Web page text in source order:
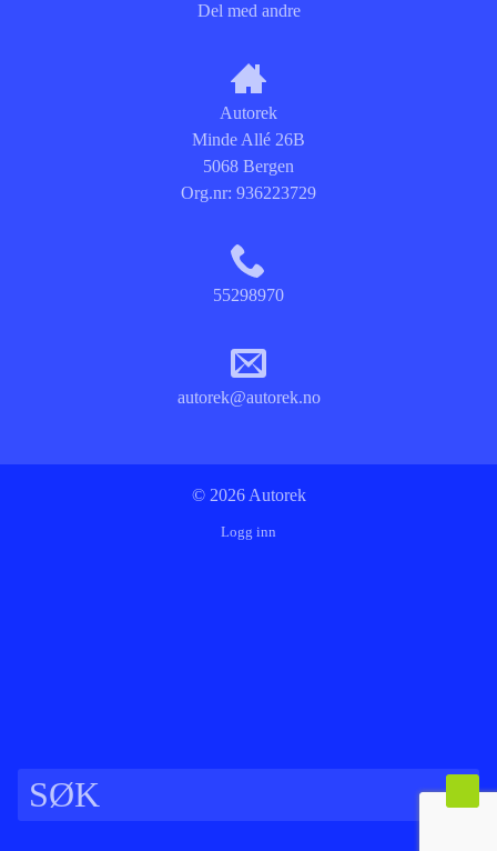
Del med andre
Autorek
Minde Allé 26B
5068 Bergen
Org.nr: 936223729
55298970
autorek@autorek.no
© 2026 Autorek
Logg inn